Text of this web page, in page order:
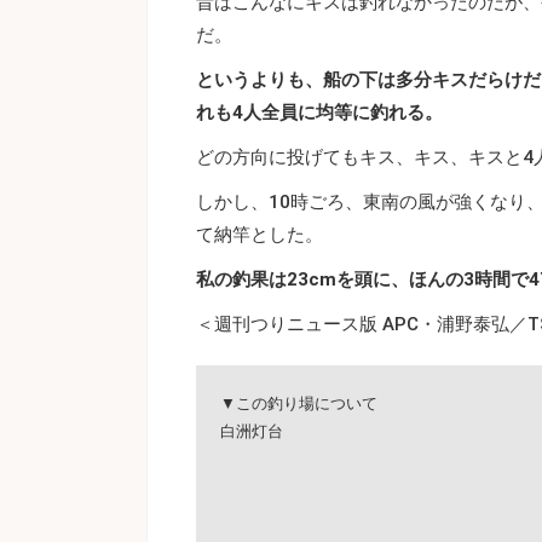
だ。
というよりも、船の下は多分キスだらけ
れも4人全員に均等に釣れる。
どの方向に投げてもキス、キス、キスと
しかし、10時ごろ、東南の風が強くなり
て納竿とした。
私の釣果は23cmを頭に、ほんの3時間で
＜週刊つりニュース版 APC・浦野泰弘／
▼この釣り場について
白洲灯台